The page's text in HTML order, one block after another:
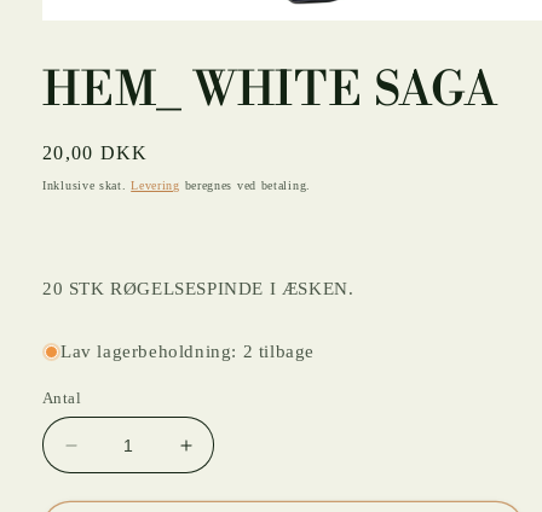
1
modus
HEM_ WHITE SAGA
Normalpris
20,00 DKK
Inklusive skat.Levering beregnes ved betaling.
20 STK RØGELSESPINDE I ÆSKEN.
Lav lagerbeholdning: 2 tilbage
Antal
Reducer
antallet
for
Øg
antallet
for